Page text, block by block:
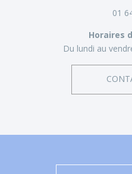
01
Horaires
Du lundi au